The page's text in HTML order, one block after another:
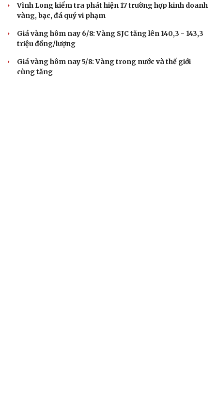
Vĩnh Long kiểm tra phát hiện 17 trường hợp kinh doanh
vàng, bạc, đá quý vi phạm
Giá vàng hôm nay 6/8: Vàng SJC tăng lên 140,3 - 143,3
triệu đồng/lượng
Giá vàng hôm nay 5/8: Vàng trong nước và thế giới
cùng tăng